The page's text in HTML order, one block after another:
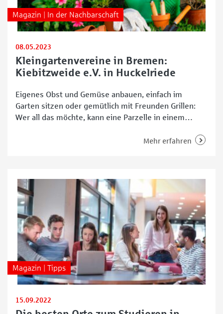
Magazin | In der Nachbarschaft
08.05.2023
Kleingartenvereine in Bremen:
Kiebitzweide e.V. in Huckelriede
Eigenes Obst und Gemüse anbauen, einfach im
Garten sitzen oder gemütlich mit Freunden Grillen:
Wer all das möchte, kann eine Parzelle in einem
pachten. In unserer neuen Serie stellen wir Bremer
an
Mehr erfahren
Magazin | Tipps
15.09.2022